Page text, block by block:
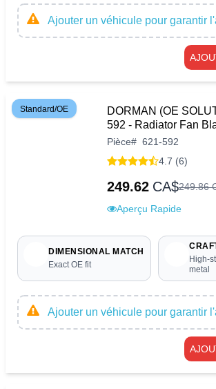
Ajouter un véhicule pour garantir
Standard/OE
DORMAN (OE
592 - Radiator Fan
Pièce# 621-592
4.7 (6)
249.62 CA$249.86
Aperçu Rapide
DIMENSIONAL MATCH
Exact OE fit
High-
metal
Ajouter un véhicule pour garantir